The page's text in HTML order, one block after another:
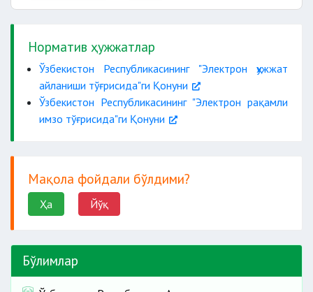
Норматив ҳужжатлар
Ўзбекистон Республикасининг "Электрон ҳужжат
айланиши тўғрисида"ги Қонуни
Ўзбекистон Республикасининг "Электрон рақамли
имзо тўғрисида"ги Қонуни
Мақола фойдали бўлдими?
Ҳа Йўқ
Бўлимлар